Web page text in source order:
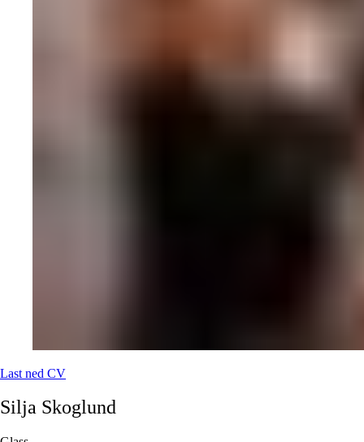
Last ned CV
Silja Skoglund